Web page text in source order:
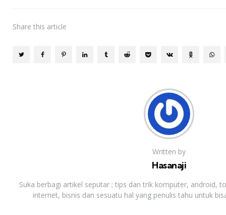
Share this article
Written by
Hasanaji
Suka berbagi artikel seputar ; tips dan trik komputer, android,
internet, bisnis dan sesuatu hal yang penulis tahu untuk